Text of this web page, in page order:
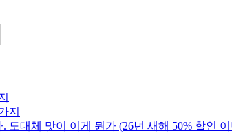
지
도대체 맛이 이게 뭔가 (26년 새해 50% 할인